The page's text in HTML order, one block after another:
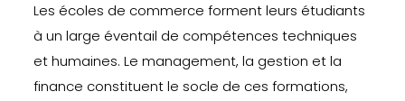
Les écoles de commerce forment leurs étudiants
à un large éventail de compétences techniques
et humaines. Le management, la gestion et la
finance constituent le socle de ces formations,